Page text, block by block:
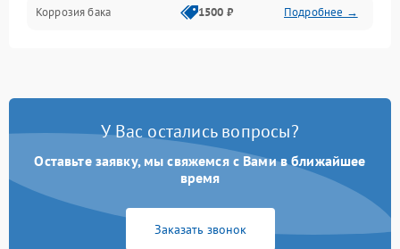
Коррозия бака 1500 ₽ Подробнее →
У Вас остались вопросы?
Оставьте заявку, мы свяжемся с Вами в ближайшее
время
Заказать звонок